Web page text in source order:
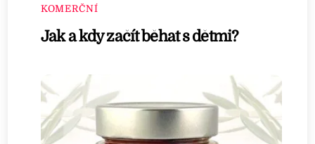
KOMERČNÍ
Jak a kdy začít běhat s dětmi?